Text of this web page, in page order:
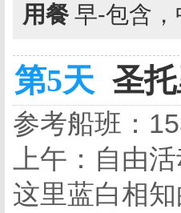
用餐 早-包含
第5天 圣
参考船班：
上午：自由
这里蓝白相